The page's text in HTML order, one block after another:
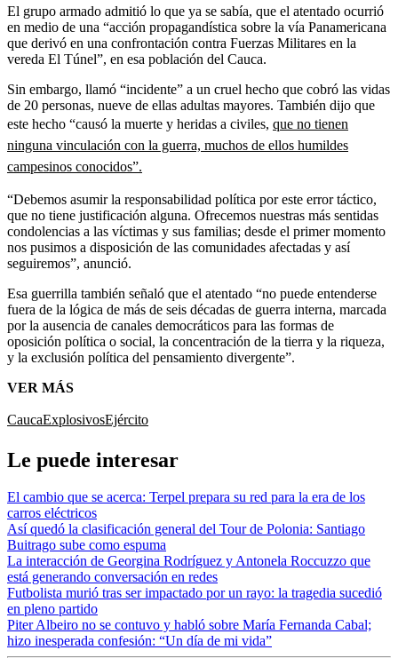
El grupo armado admitió lo que ya se sabía, que el atentado ocurrió
en medio de una “acción propagandística sobre la vía Panamericana
que derivó en una confrontación contra Fuerzas Militares en la
vereda El Túnel”, en esa población del Cauca.
Sin embargo, llamó “incidente” a un cruel hecho que cobró las vidas
de 20 personas, nueve de ellas adultas mayores. También dijo que
este hecho “causó la muerte y heridas a civiles, que no tienen
ninguna vinculación con la guerra, muchos de ellos humildes
campesinos conocidos”.
“Debemos asumir la responsabilidad política por este error táctico,
que no tiene justificación alguna. Ofrecemos nuestras más sentidas
condolencias a las víctimas y sus familias; desde el primer momento
nos pusimos a disposición de las comunidades afectadas y así
seguiremos”, anunció.
Esa guerrilla también señaló que el atentado “no puede entenderse
fuera de la lógica de más de seis décadas de guerra interna, marcada
por la ausencia de canales democráticos para las formas de
oposición política o social, la concentración de la tierra y la riqueza,
y la exclusión política del pensamiento divergente”.
VER MÁS
CaucaExplosivosEjército
Le puede interesar
El cambio que se acerca: Terpel prepara su red para la era de los
carros eléctricos
Así quedó la clasificación general del Tour de Polonia: Santiago
Buitrago sube como espuma
La interacción de Georgina Rodríguez y Antonela Roccuzzo que
está generando conversación en redes
Futbolista murió tras ser impactado por un rayo: la tragedia sucedió
en pleno partido
Piter Albeiro no se contuvo y habló sobre María Fernanda Cabal;
hizo inesperada confesión: “Un día de mi vida”